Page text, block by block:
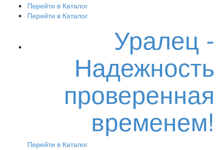
Перейти в Каталог
Перейти в Каталог
Уралец -
Надежность
проверенная
временем!
Перейти в Каталог